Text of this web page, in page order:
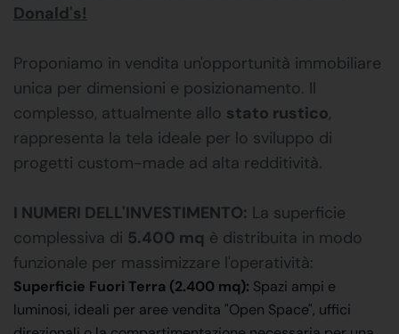
Donald's!
Proponiamo in vendita un'opportunità immobiliare
unica per dimensioni e posizionamento. Il
complesso, attualmente allo stato rustico,
rappresenta la tela ideale per lo sviluppo di
progetti custom-made ad alta redditività.
I NUMERI DELL'INVESTIMENTO: La superficie
complessiva di 5.400 mq è distribuita in modo
funzionale per massimizzare l'operatività:
Superficie Fuori Terra (2.400 mq): Spazi ampi e
luminosi, ideali per aree vendita "Open Space", uffici